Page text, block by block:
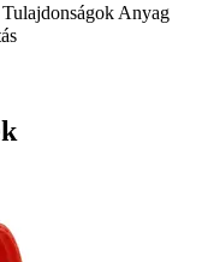
Tulajdonságok Anyag